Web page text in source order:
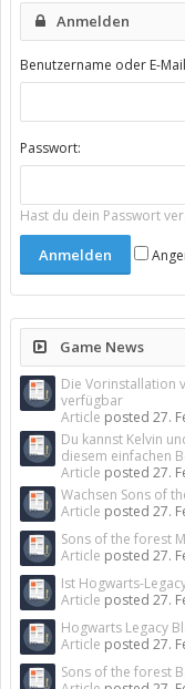
Anmelden
Benutzername oder E-
Passwort:
Hast du dein Passwort
Game News
Die Vorinstallation
verfügbar
Article posted 27.
Du kannst Kelvin
diesem einfachen
Article posted 27.
Wachsen Sons of
Article posted 27.
Sons of the forest
Article posted 27.
Ist Hogwarts-
Article posted 27.
Hogwarts Legacy
Article posted 27.
Sons of the forest